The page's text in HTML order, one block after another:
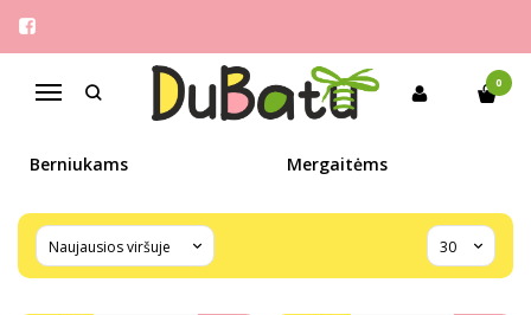
Navigacija
0
NUOLAIDOS
Pagrindinis Nuolaidos
Berniukams Mergaitėms